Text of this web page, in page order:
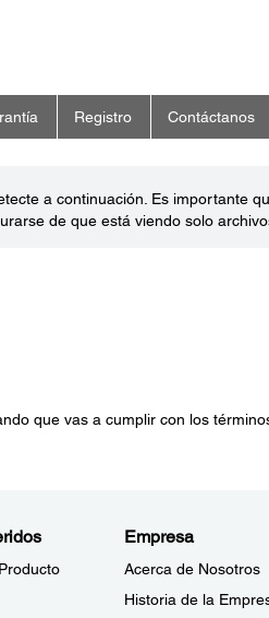
Registro Contáctanos
a continuación. Es importante
de que está viendo solo
que vas a cumplir con los
Empresa
Acerca de Nosotros
Historia de la